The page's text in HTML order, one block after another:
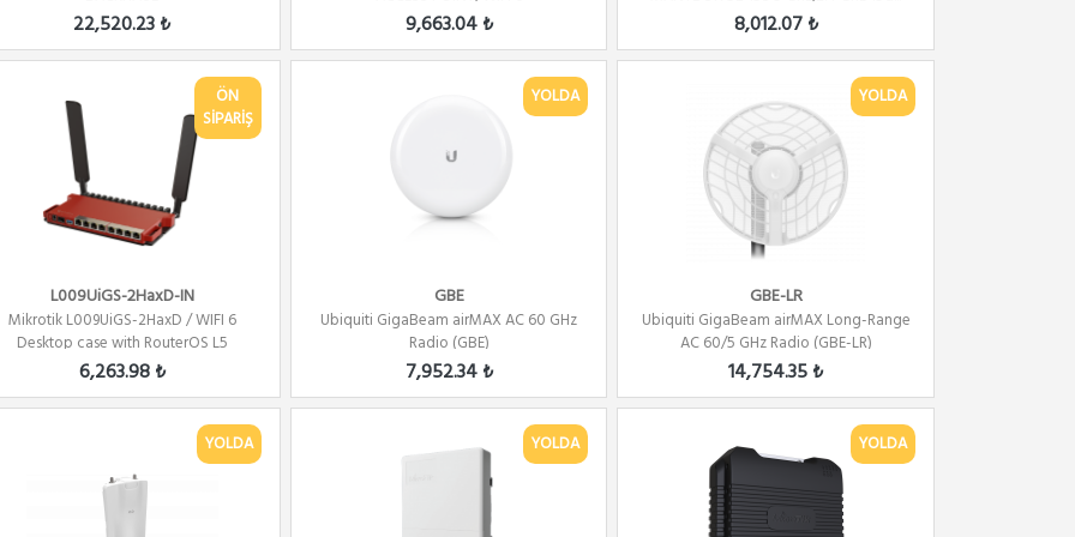
22,520.23 ₺ 9,663.04 ₺ 8,012.07 ₺
ÖN
SİPARİŞ
L009UiGS-2HaxD-IN
Mikrotik L009UiGS-2HaxD / WIFI 6
Desktop case with RouterOS L5
6,263.98 ₺
YOLDA
GBE
Ubiquiti GigaBeam airMAX AC 60 GHz
Radio (GBE)
7,952.34 ₺
YOLDA
GBE-LR
Ubiquiti GigaBeam airMAX Long-Range
AC 60/5 GHz Radio (GBE-LR)
14,754.35 ₺
YOLDA YOLDA YOLDA